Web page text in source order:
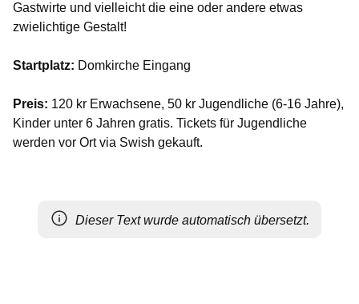
Gastwirte und vielleicht die eine oder andere etwas
zwielichtige Gestalt!
Startplatz: Domkirche Eingang
Preis: 120 kr Erwachsene, 50 kr Jugendliche (6-16 Jahre),
Kinder unter 6 Jahren gratis. Tickets für Jugendliche
werden vor Ort via Swish gekauft.
Dieser Text wurde automatisch übersetzt.